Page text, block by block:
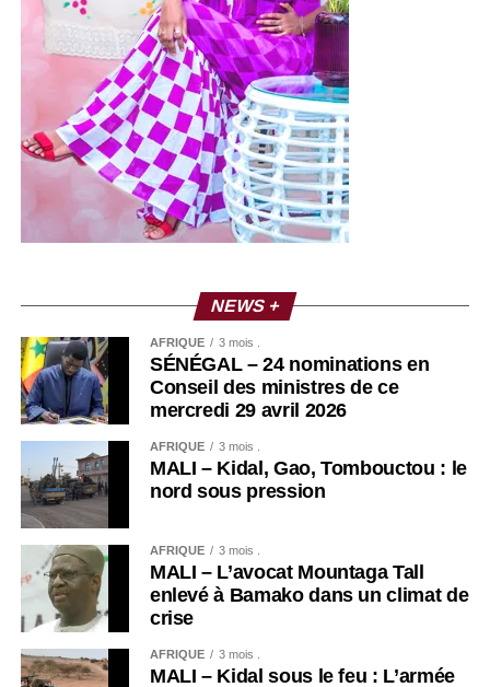
NEWS +
AFRIQUE 3 mois .
SÉNÉGAL – 24 nominations en
Conseil des ministres de ce
mercredi 29 avril 2026
AFRIQUE 3 mois .
MALI – Kidal, Gao, Tombouctou : le
nord sous pression
AFRIQUE 3 mois .
MALI – L’avocat Mountaga Tall
enlevé à Bamako dans un climat de
crise
AFRIQUE 3 mois .
MALI – Kidal sous le feu : L’armée